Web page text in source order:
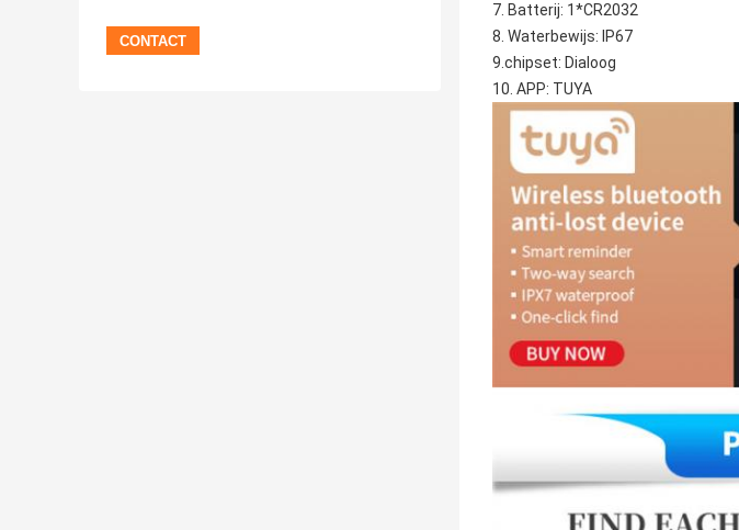
7. Batterij: 1*CR2032
8. Waterbewijs: IP67
9.chipset: Dialoog
10. APP: TUYA